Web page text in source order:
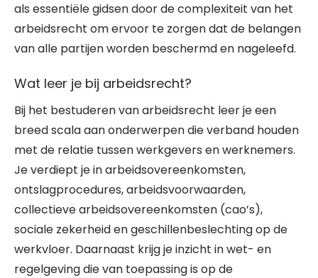
als essentiële gidsen door de complexiteit van het
arbeidsrecht om ervoor te zorgen dat de belangen
van alle partijen worden beschermd en nageleefd.
Wat leer je bij arbeidsrecht?
Bij het bestuderen van arbeidsrecht leer je een
breed scala aan onderwerpen die verband houden
met de relatie tussen werkgevers en werknemers.
Je verdiept je in arbeidsovereenkomsten,
ontslagprocedures, arbeidsvoorwaarden,
collectieve arbeidsovereenkomsten (cao’s),
sociale zekerheid en geschillenbeslechting op de
werkvloer. Daarnaast krijg je inzicht in wet- en
regelgeving die van toepassing is op de